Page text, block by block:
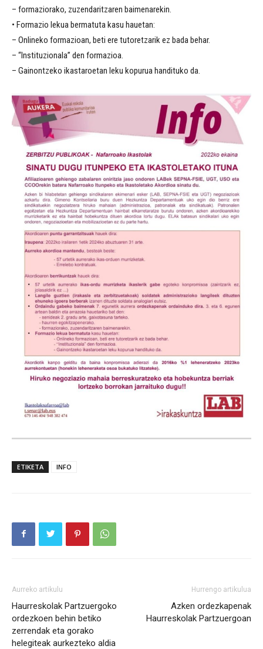
– formaziorako, zuzendaritzaren baimenarekin.
• Formazio lekua bermatuta kasu hauetan:
– Onlineko formazioan, beti ere tutoretzarik ez bada behar.
– “Instituzionala” den formazioa.
– Gainontzeko ikastaroetan leku kopurua handituko da.
ETIKETA INFO
Aurreko artikulu
Haurreskolak Partzuergoko
ordezkoen behin betiko
zerrendak eta gorako
helegiteak aurkezteko aldia
Hurrengo artikulua
Azken ordezkapenak
Haurreskolak Partzuergoan